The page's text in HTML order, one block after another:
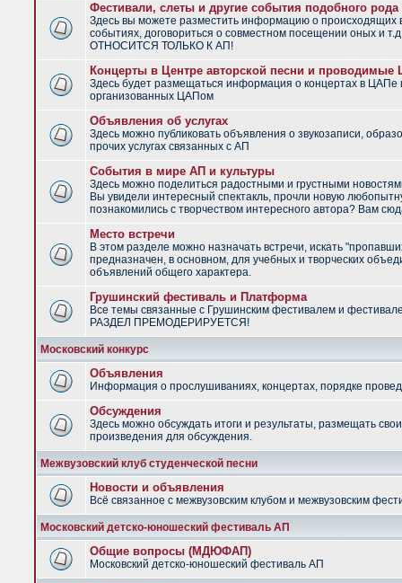
Фестивали, слеты и другие события подобного рода
Здесь вы можете разместить информацию о
событиях, договориться о совместном посещении оных и
ОТНОСИТСЯ ТОЛЬКО К АП!
Концерты в Центре авторской песни и
Здесь будет размещаться информация о концертах в ЦАПе
организованных ЦАПом
Объявления об услугах
Здесь можно публиковать объявления о звукозаписи,
прочих услугах связанных с АП
События в мире АП и культуры
Здесь можно поделиться радостными и грустными
Вы увидели интересный спектакль, прочли новую
познакомились с творчеством интересного автора? Вам
Место встречи
В этом разделе можно назначать встречи, искать
предназначен, в основном, для учебных и творческих
объявлений общего характера.
Грушинский фестиваль и Платформа
Все темы связанные с Грушинским фестивалем и
РАЗДЕЛ ПРЕМОДЕРИРУЕТСЯ!
Московский конкурс
Объявления
Информация о прослушиваниях, концертах, порядке
Обсуждения
Здесь можно обсуждать итоги и результаты, размещать
произведения для обсуждения.
Межвузовский клуб студенческой песни
Новости и объявления
Всё связанное с межвузовским клубом и межвузовским
Московский детско-юношеский фестиваль АП
Общие вопросы (МДЮФАП)
Московский детско-юношеский фестиваль АП